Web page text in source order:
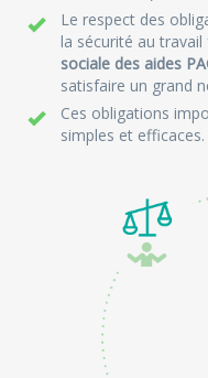
Le respect des
la sécurité au
sociale des aides
satisfaire un grand
Ces obligations
simples et efficaces.